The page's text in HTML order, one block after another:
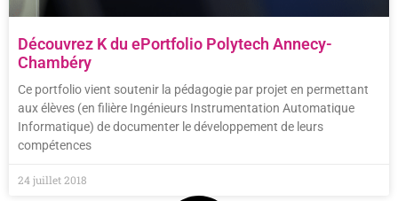
Découvrez K du ePortfolio Polytech Annecy-
Chambéry
Ce portfolio vient soutenir la pédagogie par projet en permettant
aux élèves (en filière Ingénieurs Instrumentation Automatique
Informatique) de documenter le développement de leurs
compétences
24 juillet 2018